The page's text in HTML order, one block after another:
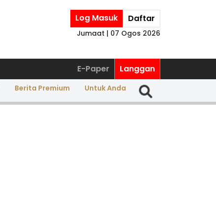
Log Masuk Daftar
Jumaat | 07 Ogos 2026
E-Paper Langgan
Berita Premium Untuk Anda